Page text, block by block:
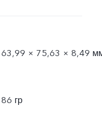
× 75,63 × 8,49
гр